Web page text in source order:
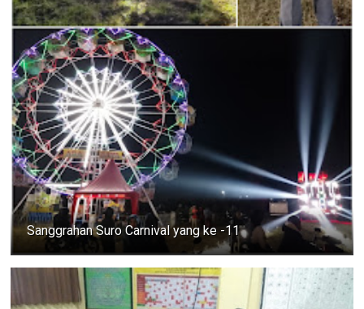
Sanggrahan Suro Carnival yang ke -11